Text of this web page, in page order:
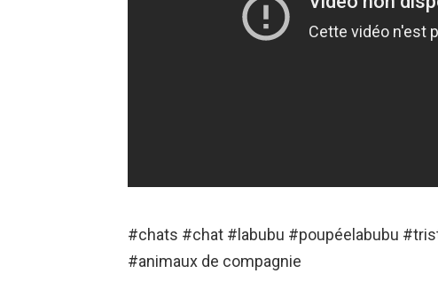
#chats #chat #labubu #poupéelabubu
#animaux de compagnie